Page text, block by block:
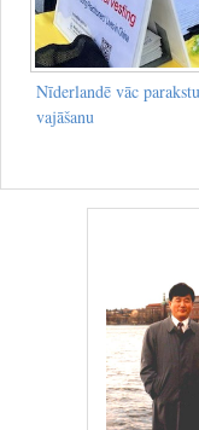
Nīderlandē vāc
vajāšanu